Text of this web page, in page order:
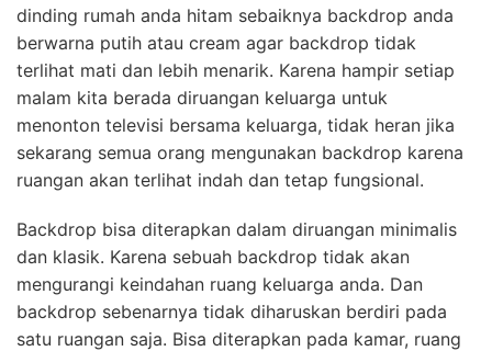
dinding rumah anda hitam sebaiknya backdrop anda
berwarna putih atau cream agar backdrop tidak
terlihat mati dan lebih menarik. Karena hampir setiap
malam kita berada diruangan keluarga untuk
menonton televisi bersama keluarga, tidak heran jika
sekarang semua orang mengunakan backdrop karena
ruangan akan terlihat indah dan tetap fungsional.
Backdrop bisa diterapkan dalam diruangan minimalis
dan klasik. Karena sebuah backdrop tidak akan
mengurangi keindahan ruang keluarga anda. Dan
backdrop sebenarnya tidak diharuskan berdiri pada
satu ruangan saja. Bisa diterapkan pada kamar, ruang